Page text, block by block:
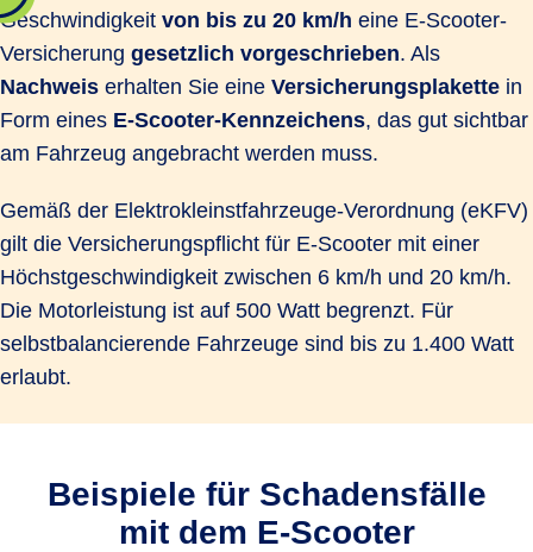
Geschwindigkeit von bis zu 20 km/h eine E-Scooter-
Versicherung gesetzlich vorgeschrieben. Als
Nachweis erhalten Sie eine Versicherungsplakette in
Form eines E-Scooter-Kennzeichens, das gut sichtbar
am Fahrzeug angebracht werden muss.
Gemäß der Elektrokleinstfahrzeuge-Verordnung (eKFV)
gilt die Versicherungspflicht für E-Scooter mit einer
Höchstgeschwindigkeit zwischen 6 km/h und 20 km/h.
Die Motorleistung ist auf 500 Watt begrenzt. Für
selbstbalancierende Fahrzeuge sind bis zu 1.400 Watt
erlaubt.
Beispiele für Schadensfälle
mit dem E-Scooter